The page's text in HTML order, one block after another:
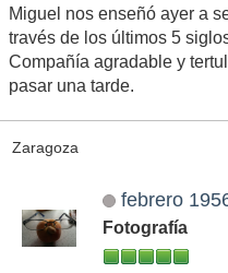
Miguel nos enseñó ayer a
través de los últimos 5
Compañía agradable y
pasar una tarde.
Zaragoza
febrero
Fotografía